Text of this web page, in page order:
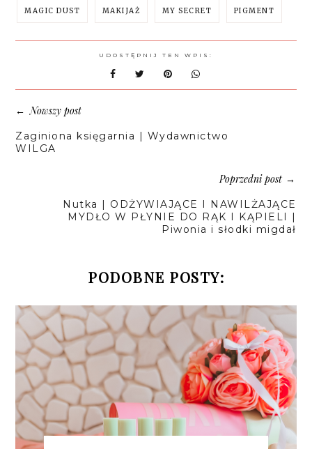
MAGIC DUST MAKIJAŻ MY SECRET PIGMENT
UDOSTĘPNIJ TEN WPIS:
←Nowszy post
Zaginiona księgarnia | Wydawnictwo
WILGA
Poprzedni post→
Nutka | ODŻYWIAJĄCE I NAWILŻAJĄCE
MYDŁO W PŁYNIE DO RĄK I KĄPIELI |
Piwonia i słodki migdał
PODOBNE POSTY: